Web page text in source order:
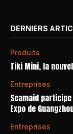
DERNIERS
Produits
Tiki Mini, la
Entreprises
Seamaid
Expo de
Entreprises